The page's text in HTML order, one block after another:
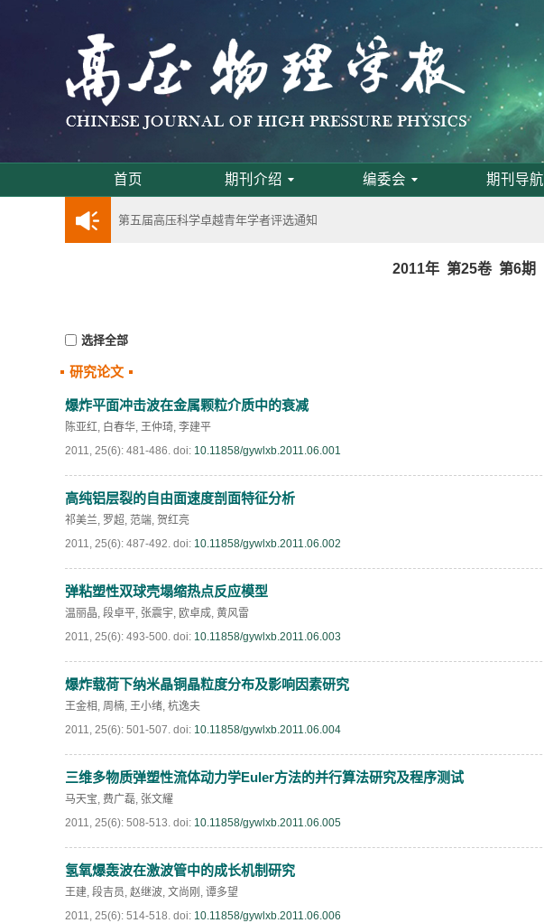
首页 期刊介绍 编委会 期刊导航
通知
《高压物理学报》第三届青年编委会招募启事
第五届高压科学卓越青年学者评选通知
2024年度《高压物理学报》优秀审稿人评选结果
动载下材料物性机器学习与高通量研究专刊征稿启事
《高压物理学报》第二届青年编委会招募启事
《高压物理学报》2023年度优秀审稿人和优秀论文评选结果
第十四届全国爆炸力学学术会议 第二轮通知
第二十一届中国高压科学学术会议第一轮通知
通知
《高压物理学报》第三届青年编委会招募启事
2011年 第25卷 第6期
选择全部
研究论文
爆炸平面冲击波在金属颗粒介质中的衰减
陈亚红, 白春华, 王仲琦, 李建平
2011, 25(6): 481-486. doi: 10.11858/gywlxb.2011.06.001
高纯铝层裂的自由面速度剖面特征分析
祁美兰, 罗超, 范端, 贺红亮
2011, 25(6): 487-492. doi: 10.11858/gywlxb.2011.06.002
弹粘塑性双球壳塌缩热点反应模型
温丽晶, 段卓平, 张震宇, 欧卓成, 黄风雷
2011, 25(6): 493-500. doi: 10.11858/gywlxb.2011.06.003
爆炸载荷下纳米晶铜晶粒度分布及影响因素研究
王金相, 周楠, 王小绪, 杭逸夫
2011, 25(6): 501-507. doi: 10.11858/gywlxb.2011.06.004
三维多物质弹塑性流体动力学Euler方法的并行算法研究及程序测试
马天宝, 费广磊, 张文耀
2011, 25(6): 508-513. doi: 10.11858/gywlxb.2011.06.005
氢氧爆轰波在激波管中的成长机制研究
王建, 段吉员, 赵继波, 文尚刚 , 谭多望
2011, 25(6): 514-518. doi: 10.11858/gywlxb.2011.06.006